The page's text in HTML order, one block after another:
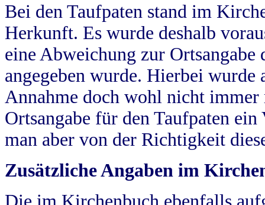
Bei den Taufpaten stand im
Herkunft. Es wurde deshalb
eine Abweichung zur
angegeben wurde. Hierbei wurde
Annahme doch wohl nicht
Ortsangabe für den Taufpaten
man aber von der Richtigkeit
Zusätzliche Angaben im